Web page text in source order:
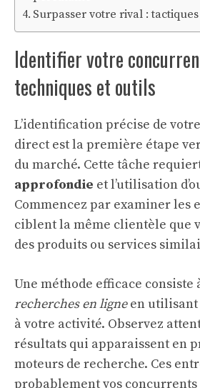
Surpasser votre rival :
Identifier votre
techniques et outils
L’identification précise de
direct est la première étape
du marché. Cette tâche
approfondie et l’utilisation
Commencez par examiner les
ciblent la même clientèle que
des produits ou services
Une méthode efficace consiste
recherches en ligneen utilisant
à votre activité. Observez
résultats qui apparaissent en
moteurs de recherche. Ces
probablement vos